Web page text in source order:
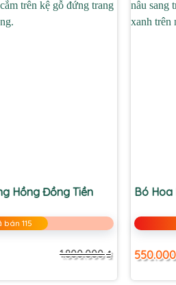
Hồng Đồng Tiền
bán 115
1.800.000₫Giá
là:
Giá
tại
Bó Hoa